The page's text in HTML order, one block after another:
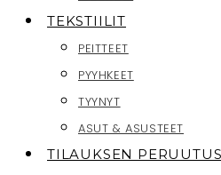
TEKSTIILIT
PEITTEET
PYYHKEET
TYYNYT
ASUT & ASUSTEET
TILAUKSEN